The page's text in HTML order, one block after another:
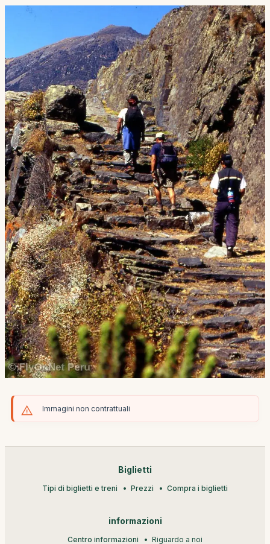
Immagini non contrattuali
Biglietti
Tipi di biglietti e treni Prezzi Compra i biglietti
informazioni
Centro informazioni Riguardo a noi